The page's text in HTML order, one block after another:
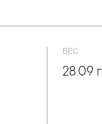
ВЕС
28.09 г